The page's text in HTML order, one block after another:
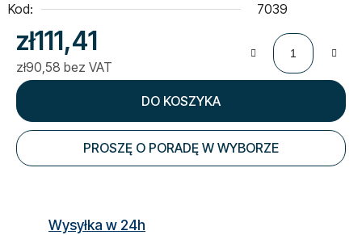
Kod:
7039
zł111,41
zł90,58 bez VAT
Cena jednostkowa:
DO KOSZYKA
PROSZĘ O PORADĘ W WYBORZE
Wysyłka w 24h